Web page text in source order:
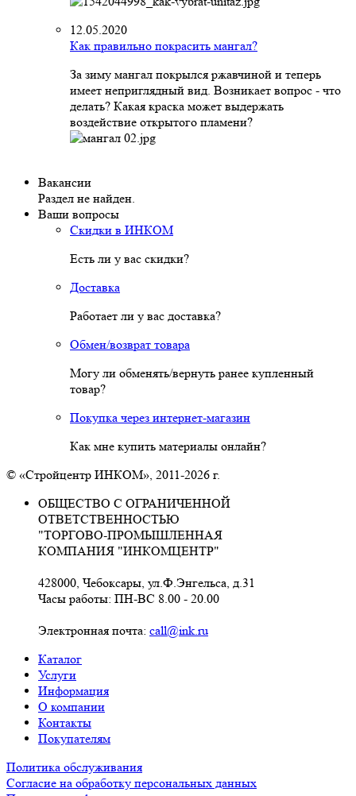
12.05.2020
Как правильно покрасить мангал?
За зиму мангал покрылся ржавчиной и теперь
имеет неприглядный вид. Возникает вопрос - что
делать? Какая краска может выдержать
воздействие открытого пламени?
Вакансии
Раздел не найден.
Ваши вопросы
Скидки в ИНКОМ
Есть ли у вас скидки?
Доставка
Работает ли у вас доставка?
Обмен/возврат товара
Могу ли обменять/вернуть ранее купленный
товар?
Покупка через интернет-магазин
Как мне купить материалы онлайн?
© «Стройцентр ИНКОМ», 2011-2026 г.
ОБЩЕСТВО С ОГРАНИЧЕННОЙ
ОТВЕТСТВЕННОСТЬЮ
"ТОРГОВО-ПРОМЫШЛЕННАЯ
КОМПАНИЯ "ИНКОМЦЕНТР"
428000, Чебоксары, ул.Ф.Энгельса, д.31
Часы работы: ПН-ВС 8.00 - 20.00
Электронная почта: call@ink.ru
Каталог
Услуги
Информация
О компании
Контакты
Покупателям
Политика обслуживания
Согласие на обработку персональных данных